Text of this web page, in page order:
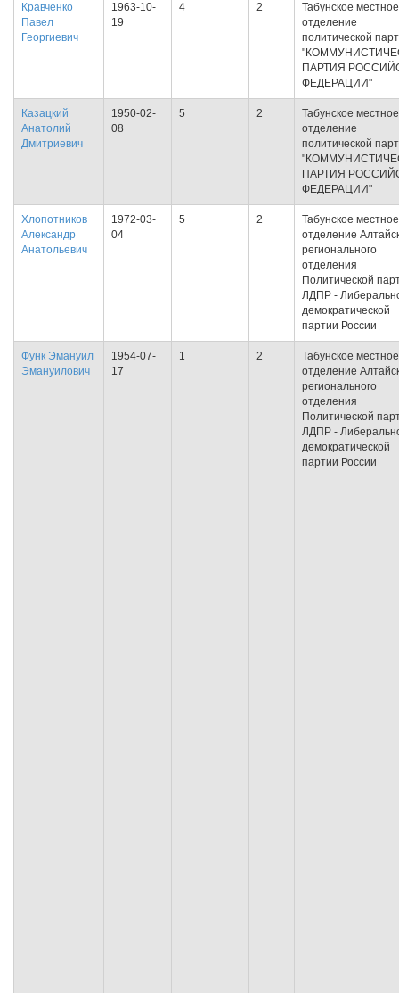
Кравченко
Павел
Георгиевич
1963-10-
19
4 2
Табунское местное
отделение
политической
ПАРТИЯ
ФЕДЕРАЦИИ"
Казацкий
Анатолий
Дмитриевич
1950-02-
08
5 2
Табунское местное
отделение
политической
ПАРТИЯ
ФЕДЕРАЦИИ"
Хлопотников
Александр
Анатольевич
1972-03-
04
5 2
Табунское местное
отделение
регионального
отделения
Политической
ЛДПР -
демократической
партии России
Функ Эмануил
Эмануилович
1954-07-
17
1 2
Табунское местное
отделение
регионального
отделения
Политической
ЛДПР -
демократической
партии России